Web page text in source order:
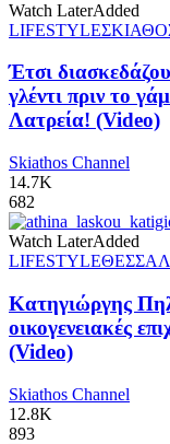
Watch LaterAdded
LIFESTYLE
Έτσι
γλέντι πριν το
Λατρεία! (Video)
Skiathos Channel
14.7K
682
Watch LaterAdded
LIFESTYLE
Κατηγιώργης
οικογενειακές
(Video)
Skiathos Channel
12.8K
893